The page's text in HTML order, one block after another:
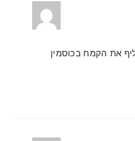
את הקמח בכוסמין